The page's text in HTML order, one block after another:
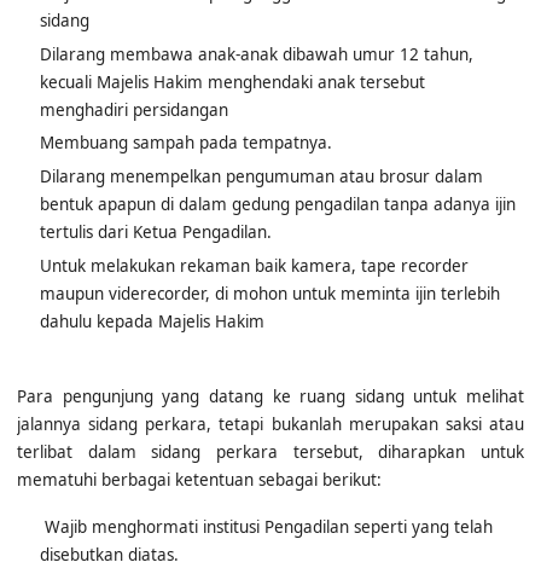
Wajib mematikan telepon genggam selama berada di ruang
sidang
Dilarang membawa anak-anak dibawah umur 12 tahun,
kecuali Majelis Hakim menghendaki anak tersebut
menghadiri persidangan
Membuang sampah pada tempatnya.
Dilarang menempelkan pengumuman atau brosur dalam
bentuk apapun di dalam gedung pengadilan tanpa adanya ijin
tertulis dari Ketua Pengadilan.
Untuk melakukan rekaman baik kamera, tape recorder
maupun viderecorder, di mohon untuk meminta ijin terlebih
Para pengunjung yang datang ke ruang sidang untuk melihat
jalannya sidang perkara, tetapi bukanlah merupakan saksi atau
terlibat dalam sidang perkara tersebut, diharapkan untuk
Wajib menghormati institusi Pengadilan seperti yang telah